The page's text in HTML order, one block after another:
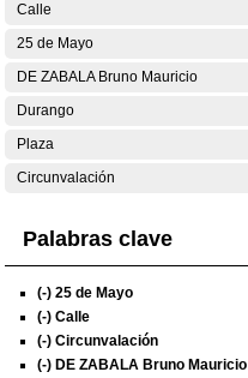
Calle
25 de Mayo
DE ZABALA Bruno Mauricio
Durango
Plaza
Circunvalación
Palabras clave
(-) 25 de Mayo
(-) Calle
(-) Circunvalación
(-) DE ZABALA Bruno Mauricio